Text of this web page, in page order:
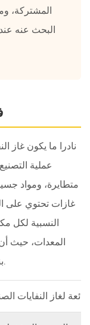
المشتركة،
البحث عنه
نادرا ما يكون غاز
عملية
متطايرة، ومواد
غازات تحتوي على
النسبية لكل
المعدات، حيث
بنفس الطريقة على تيار رطب وجسيمي ثقيل.
لغاز النفايات